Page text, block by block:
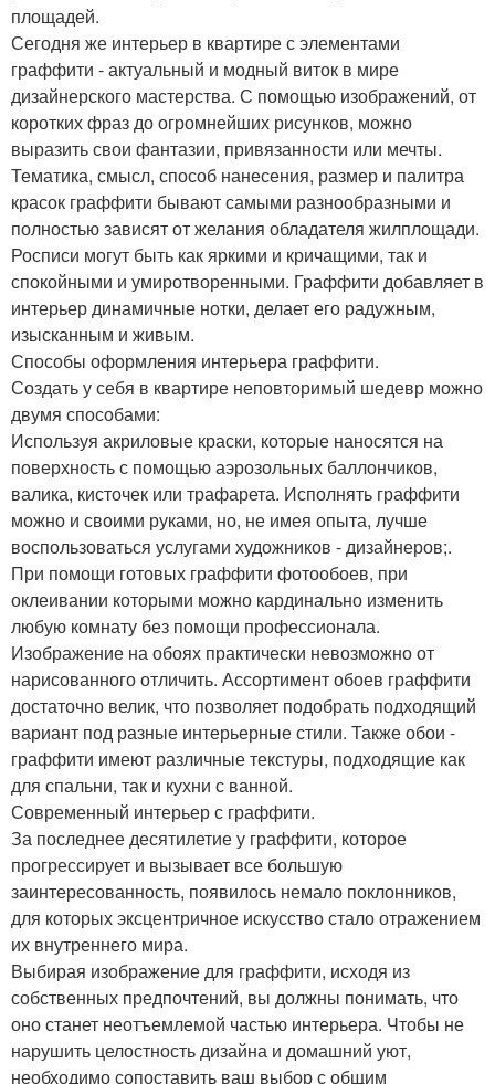
площадей.
Сегодня же интерьер в квартире с элементами
граффити - актуальный и модный виток в мире
дизайнерского мастерства. С помощью изображений, от
коротких фраз до огромнейших рисунков, можно
выразить свои фантазии, привязанности или мечты.
Тематика, смысл, способ нанесения, размер и палитра
красок граффити бывают самыми разнообразными и
полностью зависят от желания обладателя жилплощади.
Росписи могут быть как яркими и кричащими, так и
спокойными и умиротворенными. Граффити добавляет в
интерьер динамичные нотки, делает его радужным,
изысканным и живым.
Способы оформления интерьера граффити.
Создать у себя в квартире неповторимый шедевр можно
двумя способами:
Используя акриловые краски, которые наносятся на
поверхность с помощью аэрозольных баллончиков,
валика, кисточек или трафарета. Исполнять граффити
можно и своими руками, но, не имея опыта, лучше
воспользоваться услугами художников - дизайнеров;.
При помощи готовых граффити фотообоев, при
оклеивании которыми можно кардинально изменить
любую комнату без помощи профессионала.
Изображение на обоях практически невозможно от
нарисованного отличить. Ассортимент обоев граффити
достаточно велик, что позволяет подобрать подходящий
вариант под разные интерьерные стили. Также обои -
граффити имеют различные текстуры, подходящие как
для спальни, так и кухни с ванной.
Современный интерьер с граффити.
За последнее десятилетие у граффити, которое
прогрессирует и вызывает все большую
заинтересованность, появилось немало поклонников,
для которых эксцентричное искусство стало отражением
их внутреннего мира.
Выбирая изображение для граффити, исходя из
собственных предпочтений, вы должны понимать, что
оно станет неотъемлемой частью интерьера. Чтобы не
нарушить целостность дизайна и домашний уют,
необходимо сопоставить ваш выбор с общим